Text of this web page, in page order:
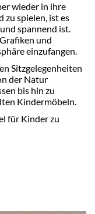
wieder in ihre
zu spielen, ist es
spannend ist.
und
einzufangen.
Sitzgelegenheiten
der Natur
bis hin zu
Kindermöbeln.
für Kinder zu